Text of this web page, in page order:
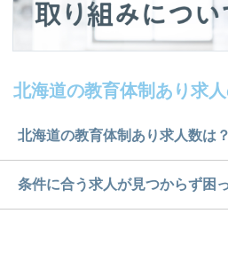
北海道の教育体制あり求
北海道の教育体制あり求人数は？
北海道の教育体制あり求人数
な求人があるかぜひチェック
条件に合う求人が見つからず困